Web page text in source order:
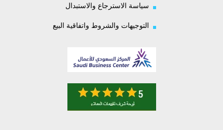
سياسة الاسترجاع والاستبدال
التوجيهات والشروط واتفاقية البيع